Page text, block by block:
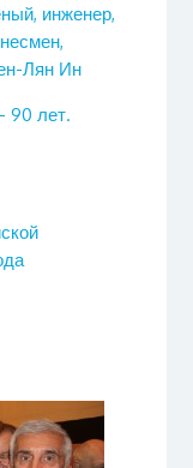
инженер,
Лян Ин
90 лет.